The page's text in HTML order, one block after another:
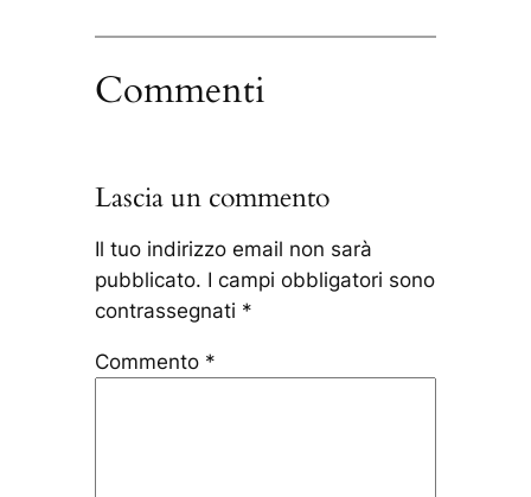
Commenti
Lascia un commento
Il tuo indirizzo email non sarà
pubblicato. I campi obbligatori sono
contrassegnati *
Commento *